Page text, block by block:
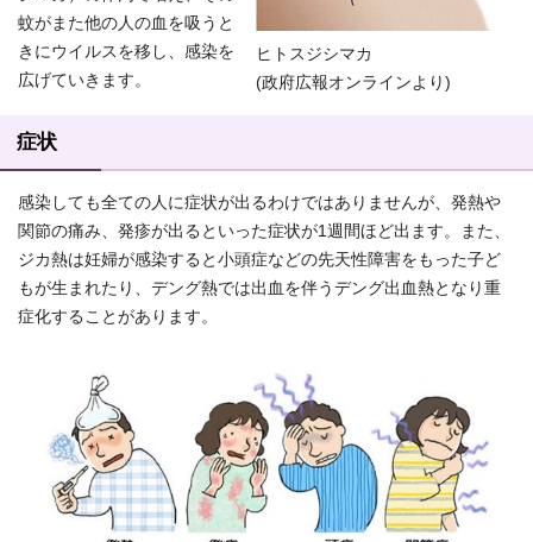
ヒトスジシマカ
(政府広報オンラインより)
蚊がまた他の人の血を吸うと
きにウイルスを移し、感染を
広げていきます。
症状
感染しても全ての人に症状が出るわけではありませんが、発熱や
関節の痛み、発疹が出るといった症状が1週間ほど出ます。また、
ジカ熱は妊婦が感染すると小頭症などの先天性障害をもった子ど
もが生まれたり、デング熱では出血を伴うデング出血熱となり重
症化することがあります。